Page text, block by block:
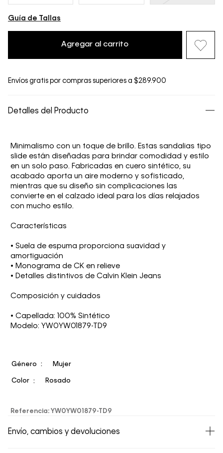
Guía de Tallas
Agregar al carrito
Envíos gratis por compras superiores a $289.900
Detalles del Producto
Minimalismo con un toque de brillo. Estas sandalias tipo
slide están diseñadas para brindar comodidad y estilo
en un solo paso. Fabricadas en cuero sintético, su
acabado aporta un aire moderno y sofisticado,
mientras que su diseño sin complicaciones las
convierte en el calzado ideal para los días relajados
con mucho estilo.
Características
• Suela de espuma proporciona suavidad y
amortiguación
• Monograma de CK en relieve
• Detalles distintivos de Calvin Klein Jeans
Composición y cuidados
• Capellada: 100% Sintético
Modelo: YW0YW01879-TD9
Género Mujer
Color Rosado
Referencia: YW0YW01879-TD9
Envío, cambios y devoluciones